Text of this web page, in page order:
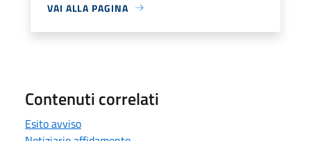
VAI ALLA PAGINA
Contenuti correlati
Esito avviso